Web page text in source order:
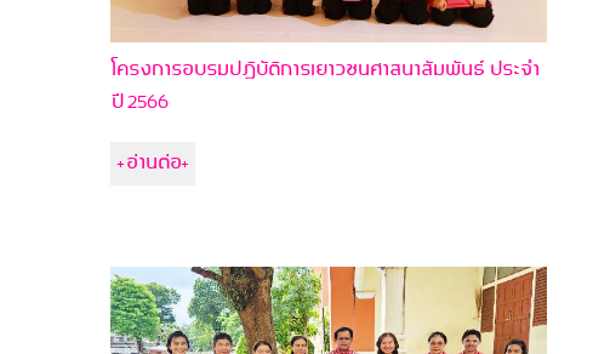
โครงการอบรมปฏิบัติการเยาวชนศาสนาสัมพันธ์ ประจำ
ปี 2566
+อ่านต่อ+